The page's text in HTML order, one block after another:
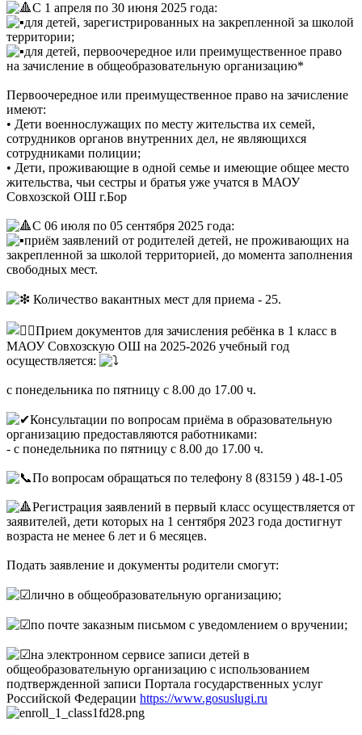
С 1 апреля по 30 июня 2025 года:
︎для детей, зарегистрированных на закрепленной за школой
территории;
︎для детей, первоочередное или преимущественное право
на зачисление в общеобразовательную организацию*
Первоочередное или преимущественное право на зачисление
имеют:
• Дети военнослужащих по месту жительства их семей,
сотрудников органов внутренних дел, не являющихся
сотрудниками полиции;
• Дети, проживающие в одной семье и имеющие общее место
жительства, чьи сестры и братья уже учатся в МАОУ
Совхозской ОШ г.Бор
С 06 июля по 05 сентября 2025 года:
︎приём заявлений от родителей детей, не проживающих на
закрепленной за школой территорией, до момента заполнения
свободных мест.
Количество вакантных мест для приема - 25.
Прием документов для зачисления ребёнка в 1 класс в
МАОУ Совхозскую ОШ на 2025-2026 учебный год
осуществляется:
с понедельника по пятницу с 8.00 до 17.00 ч.
Консультации по вопросам приёма в образовательную
организацию предоставляются работниками:
- с понедельника по пятницу с 8.00 до 17.00 ч.
По вопросам обращаться по телефону 8 (83159 ) 48-1-05
Регистрация заявлений в первый класс осуществляется от
заявителей, дети которых на 1 сентября 2023 года достигнут
возраста не менее 6 лет и 6 месяцев.
Подать заявление и документы родители смогут:
лично в общеобразовательную организацию;
по почте заказным письмом с уведомлением о вручении;
на электронном сервисе записи детей в
общеобразовательную организацию с использованием
подтвержденной записи Портала государственных услуг
Российской Федерации https://www.gosuslugi.ru